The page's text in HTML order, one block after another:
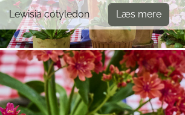
Lewisia cotyledon Læs mere